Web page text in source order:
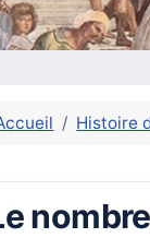
Histoire